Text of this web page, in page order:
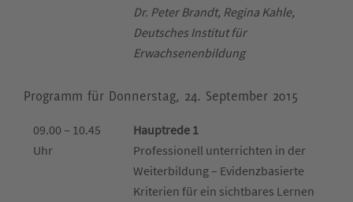
Dr. Peter Brandt, Regina Kahle,
Deutsches Institut für
Erwachsenenbildung
Programm für Donnerstag, 24. September 2015
09.00 – 10.45
Uhr
Hauptrede 1
Professionell unterrichten in der
Weiterbildung – Evidenzbasierte
Kriterien für ein sichtbares Lernen